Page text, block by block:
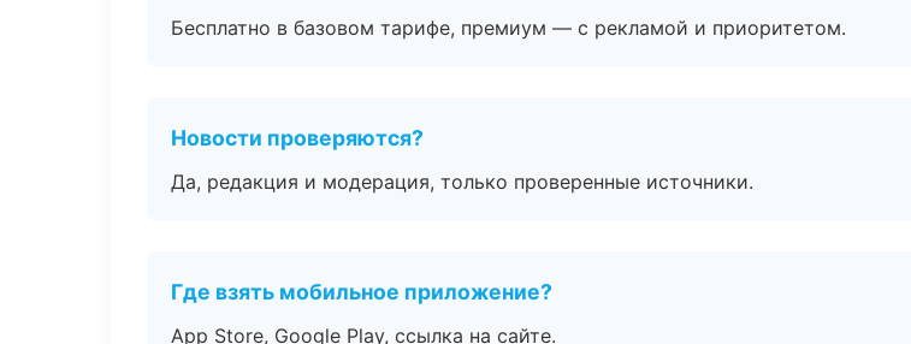
Бесплатно в базовом тарифе, премиум — с рекламой и приоритетом.
Новости проверяются?
Да, редакция и модерация, только проверенные источники.
Где взять мобильное приложение?
App Store, Google Play, ссылка на сайте.